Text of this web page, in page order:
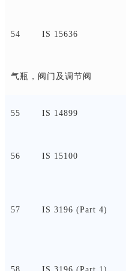
54 IS 15636
气瓶，阀门及调节阀
55 IS 14899
56 IS 15100
57 IS 3196 (Part 4)